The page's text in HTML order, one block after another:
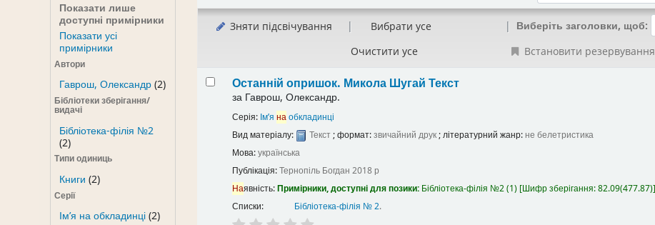
Показати лише
доступні примірники
Показати усі
примірники
Автори
Гаврош, Олександр(2)
Бібліотеки зберігання/
видачі
Бібліотека-філія №2
(2)
Типи одиниць
Книги (2)
Серії
Ім’я на обкладинці(2)
Зняти підсвічування
Вибрати усе
Очистити усе
Виберіть заголовки, щоб:
Встановити резервування
Останній опришок. Микола Шугай Текст
за Гаврош, Олександр.
Серія: Ім’я наобкладинці
Вид матеріалу:
Текст; формат:звичайний друк; літературний жанр: не белетристика
Мова:українська
Публікація:Тернопіль Богдан 2018 р
Наявність:Примірники, доступні для позики: Бібліотека-філія №2(1) Шифр зберігання:82.09(477.87)
Списки:
Бібліотека-філія № 2.